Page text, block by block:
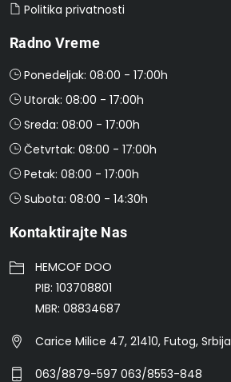
Politika privatnosti
Radno Vreme
Ponedeljak: 08:00 - 17:00h
Utorak: 08:00 - 17:00h
Sreda: 08:00 - 17:00h
Četvrtak: 08:00 - 17:00h
Petak: 08:00 - 17:00h
Subota: 08:00 - 14:30h
Kontaktirajte Nas
HEMCOF DOO
PIB: 103708801
MBR: 08834687
Carice Milice 47, 21410, Futog, Srbija
063/8879-597 063/8553-848